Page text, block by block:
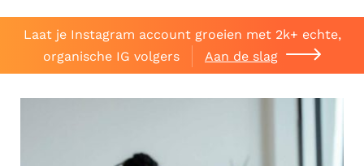
Laat je Instagram account groeien met 2k+ echte,
organische IG volgers
Aan de slag